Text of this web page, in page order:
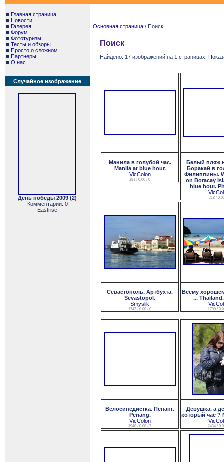
■ Главная страница
■ Новости
■ Галерея
■ Форум
■ Фототуризм
■ Тесты и обзоры
■ Просто о сложном
■ Партнеры
■ О нас
Случайное изображение
День победы 2009 (2)
Комментарии: 0
Eastrise
Основная страница / Поиск
Поиск
Найдено: 17 изображений на 1 страницах.
Манила в голубой час.
Manila at blue hour.
VicColon
281 / 0.00 / 0
Белый пляж
Боракай в
Филиппины.
on Boracay
blue hour.
218 /
Севастополь. Артбухта.
Sevastopol.
Smyslik
1542 / 0.00 / 0
Всему
...
1790 /
Велосипедистка. Пенанг.
Penang.
VicColon
1940 / 0.00 / 2
Девушка, а
который час ?
2434 /